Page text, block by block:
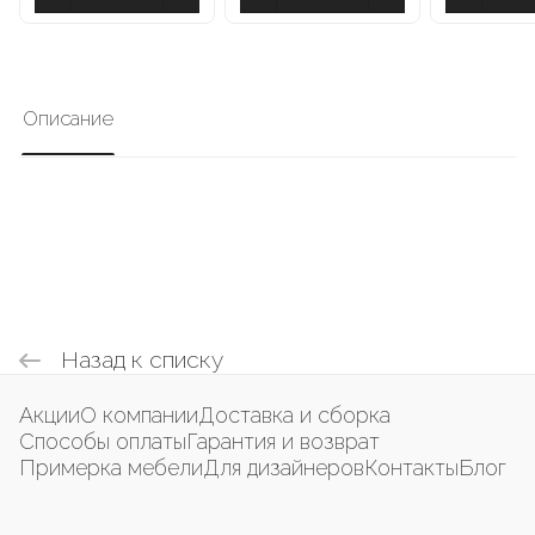
Описание
Назад к списку
АкцииО компанииДоставка и сборка
Способы оплатыГарантия и возврат
Примерка мебелиДля дизайнеровКонтактыБлог